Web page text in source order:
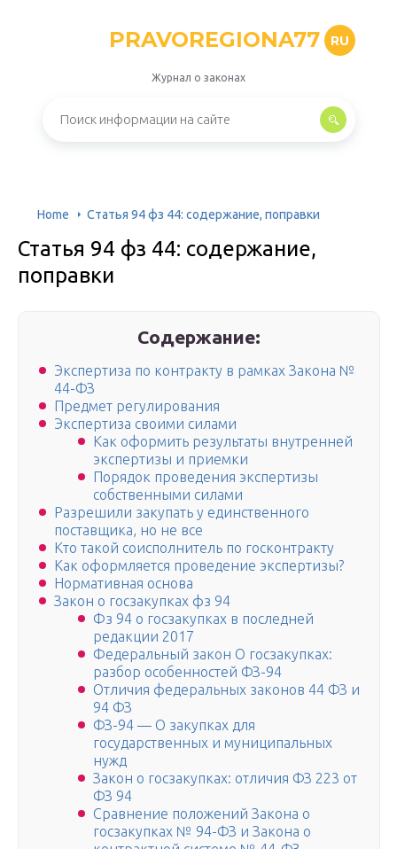
PRAVOREGIONA77 RU
Журнал о законах
Home Статья 94 фз 44: содержание, поправки
Статья 94 фз 44: содержание,
поправки
Содержание:
Экспертиза по контракту в рамках Закона №
44-ФЗ
Предмет регулирования
Экспертиза своими силами
Как оформить результаты внутренней
экспертизы и приемки
Порядок проведения экспертизы
собственными силами
Разрешили закупать у единственного
поставщика, но не все
Кто такой соисполнитель по госконтракту
Как оформляется проведение экспертизы?
Нормативная основа
Закон о госзакупках фз 94
Фз 94 о госзакупках в последней
редакции 2017
Федеральный закон О госзакупках:
разбор особенностей ФЗ-94
Отличия федеральных законов 44 ФЗ и
94 ФЗ
ФЗ-94 — О закупках для
государственных и муниципальных
нужд
Закон о госзакупках: отличия ФЗ 223 от
ФЗ 94
Сравнение положений Закона о
госзакупках № 94-ФЗ и Закона о